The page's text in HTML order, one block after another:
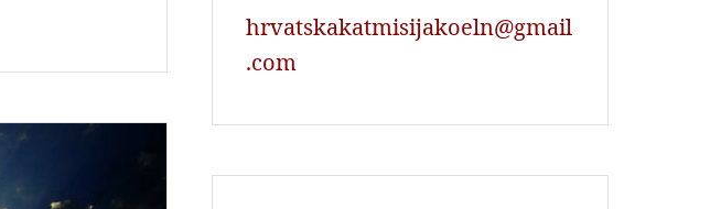
hrvatskakatmisijakoeln@gmail
.com